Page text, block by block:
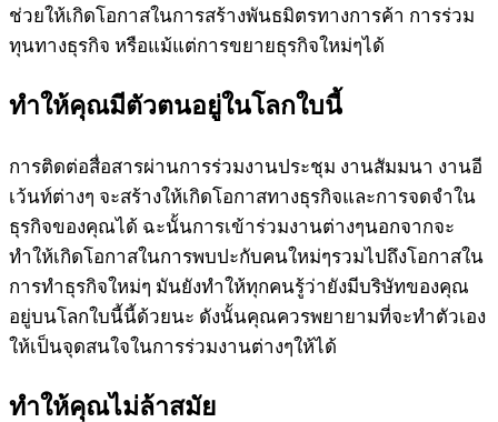
ช่วยให้เกิดโอกาสในการสร้างพันธมิตรทางการค้า การร่วม
ทุนทางธุรกิจ หรือแม้แต่การขยายธุรกิจใหม่ๆได้
ทำให้คุณมีตัวตนอยู่ในโลกใบนี้
การติดต่อสื่อสารผ่านการร่วมงานประชุม งานสัมมนา งานอี
เว้นท์ต่างๆ จะสร้างให้เกิดโอกาสทางธุรกิจและการจดจำใน
ธุรกิจของคุณได้ ฉะนั้นการเข้าร่วมงานต่างๆนอกจากจะ
ทำให้เกิดโอกาสในการพบปะกับคนใหม่ๆรวมไปถึงโอกาสใน
การทำธุรกิจใหม่ๆ มันยังทำให้ทุกคนรู้ว่ายังมีบริษัทของคุณ
อยู่บนโลกใบนี้นี้ด้วยนะ ดังนั้นคุณควรพยายามที่จะทำตัวเอง
ให้เป็นจุดสนใจในการร่วมงานต่างๆให้ได้
ทำให้คุณไม่ล้าสมัย